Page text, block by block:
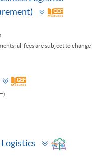
Toggle
panel
all fees are subject to change
Toggle
panel
)
Toggle
panel